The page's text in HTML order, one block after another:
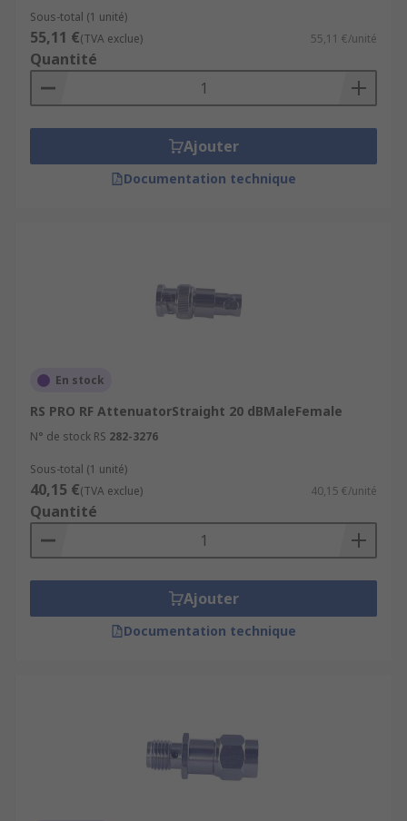
Sous-total (1 unité)
55,11 €(TVA exclue) 55,11 €/unité
Quantité
Ajouter
Documentation technique
En stock
RS PRO RF AttenuatorStraight 20 dBMaleFemale
N° de stock RS 282-3276
Sous-total (1 unité)
40,15 €(TVA exclue) 40,15 €/unité
Quantité
Ajouter
Documentation technique